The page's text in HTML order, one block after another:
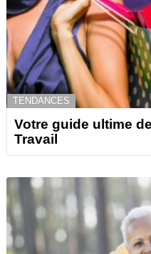
TENDANCES
Votre guide ultime
Travail